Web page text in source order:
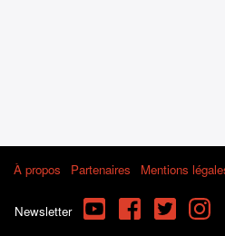
À propos Partenaires Mentions
Newsletter YouTube FacebookTwitter